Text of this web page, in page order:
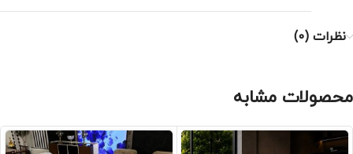
نظرات (0)
محصولات مشابه